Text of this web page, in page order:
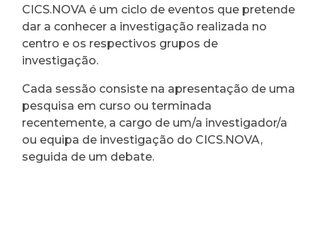
CICS.NOVA é um ciclo de eventos que pretende
dar a conhecer a investigação realizada no
centro e os respectivos grupos de
investigação.
Cada sessão consiste na apresentação de uma
pesquisa em curso ou terminada
recentemente, a cargo de um/a investigador/a
ou equipa de investigação do CICS.NOVA,
seguida de um debate.